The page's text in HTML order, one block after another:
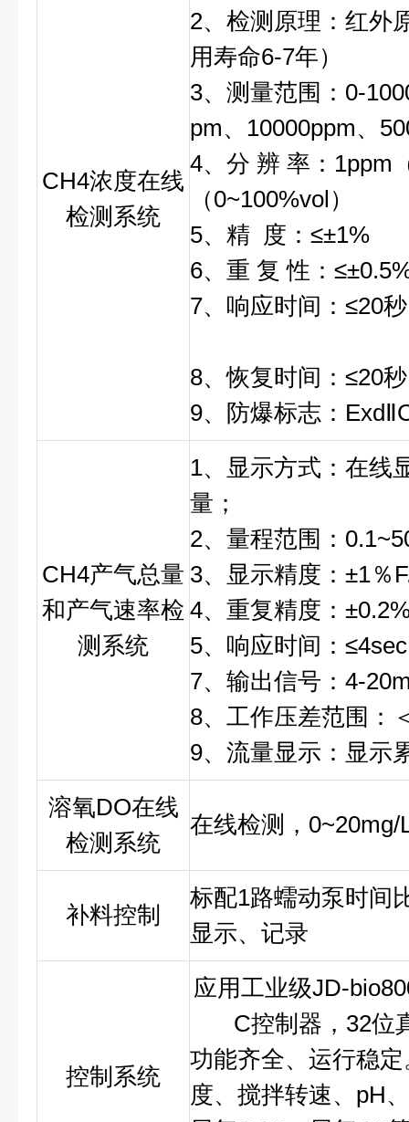
CH4浓度在线
检测系统
2、检测原理：红外
用寿命6-7年）
3、测量范围：0-
pm、10000ppm、
4、分 辨 率：1ppm
（0~100%vol）
5、精 度：≤±1%
6、重 复 性：
7、响应时
8、恢复时间：≤20秒
9、防爆标志：
CH4产气总量
和产气速率检
测系统
1、显示方式：在线
量；
2、量程范围：
3、显示精度：±1％
4、重复精度：
5、响应时间：≤4sec
7、输出信号：4-
8、工作压差范围：
9、流量显示：显示
溶氧DO在线
检测系统
在线检测，
补料控制
标配1路蠕动泵时间
显示、记录
控制系统
应用工业级JD-
C控制器，32位
功能齐全、运行稳
度、搅拌转速、pH